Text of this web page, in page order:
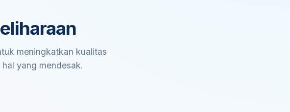
meningkatkan kualitas
yang mendesak.